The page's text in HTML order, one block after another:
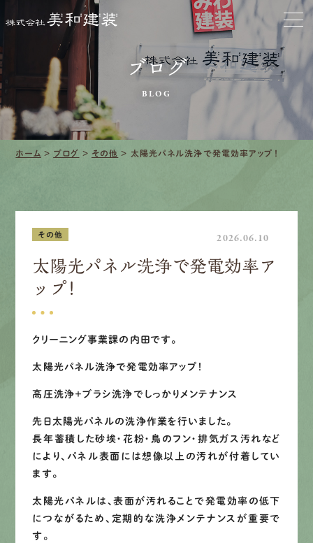
お家をきれいに
会社をきれいに
クリーニング
施工事例
口コミ・レビュー紹介
採用情報
募集要項
エントリー
有資格者が、無料建物診断いたします!!
0120-44-2605
営業時間 8:00−18:00 ｜
ブログ
BLOG
ホーム > ブログ > その他 > 太陽光パネル洗浄で発電効率アップ！
その他 2026.06.10
太陽光パネル洗浄で発電効率ア
ップ！
クリーニング事業課の内田です。
太陽光パネル洗浄で発電効率アップ！
高圧洗浄＋ブラシ洗浄でしっかりメンテナンス
先日太陽光パネルの洗浄作業を行いました。
長年蓄積した砂埃・花粉・鳥のフン・排気ガス汚れなど
により、パネル表面には想像以上の汚れが付着してい
ます。
太陽光パネルは、表面が汚れることで発電効率の低下
につながるため、定期的な洗浄メンテナンスが重要で
す。